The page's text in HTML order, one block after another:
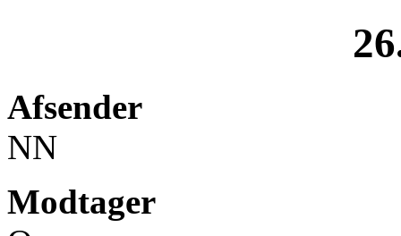
Afsender
NN
Modtager